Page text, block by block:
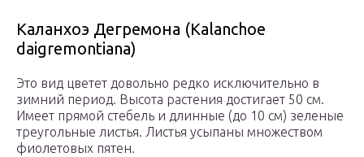
Каланхоэ Дегремона (Kalanchoe
daigremontiana)
Это вид цветет довольно редко исключительно в
зимний период. Высота растения достигает 50 см.
Имеет прямой стебель и длинные (до 10 см) зеленые
треугольные листья. Листья усыпаны множеством
фиолетовых пятен.